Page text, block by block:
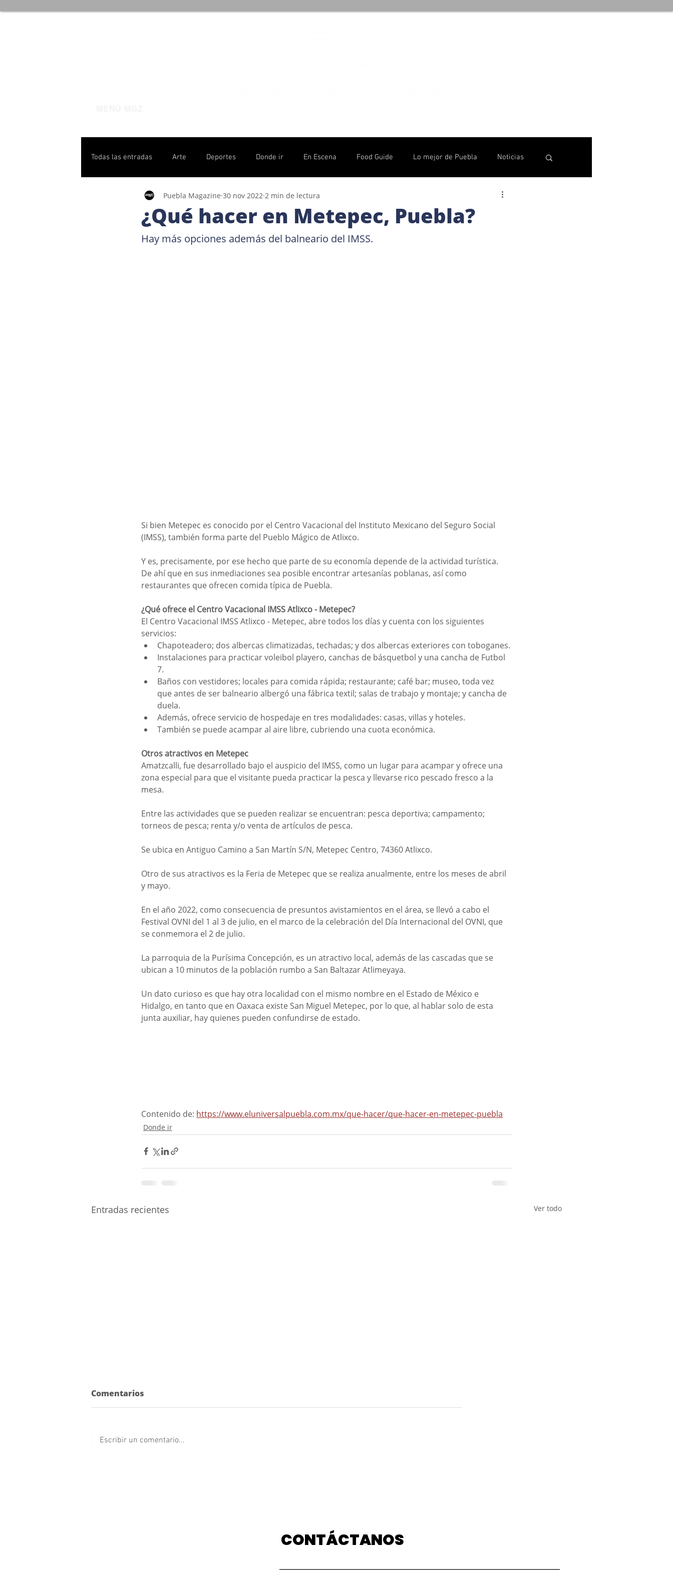
Todas las entradas Arte Deportes Donde ir En Escena Food Guide Lo mejor de Puebla Noticias
Poblanas destacadas Pulso Político
¿Qué hacer en Metepec, Puebla?
Puebla Magazine 30 nov 2022 2 min de lectura
Hay más opciones además del balneario del IMSS.
Si bien Metepec es conocido por el Centro Vacacional del Instituto Mexicano del Seguro Social
(IMSS), también forma parte del Pueblo Mágico de Atlixco.
Y es, precisamente, por ese hecho que parte de su economía depende de la actividad turística.
De ahí que en sus inmediaciones sea posible encontrar artesanías poblanas, así como
restaurantes que ofrecen comida típica de Puebla.
¿Qué ofrece el Centro Vacacional IMSS Atlixco - Metepec?
El Centro Vacacional IMSS Atlixco - Metepec, abre todos los días y cuenta con los siguientes
servicios:
Chapoteadero; dos albercas climatizadas, techadas; y dos albercas exteriores con toboganes.
Instalaciones para practicar voleibol playero, canchas de básquetbol y una cancha de Futbol
7.
Baños con vestidores; locales para comida rápida; restaurante; café bar; museo, toda vez
que antes de ser balneario albergó una fábrica textil; salas de trabajo y montaje; y cancha de
duela.
Además, ofrece servicio de hospedaje en tres modalidades: casas, villas y hoteles.
También se puede acampar al aire libre, cubriendo una cuota económica.
Otros atractivos en Metepec
Amatzcalli, fue desarrollado bajo el auspicio del IMSS, como un lugar para acampar y ofrece una
zona especial para que el visitante pueda practicar la pesca y llevarse rico pescado fresco a la
mesa.
Entre las actividades que se pueden realizar se encuentran: pesca deportiva; campamento;
torneos de pesca; renta y/o venta de artículos de pesca.
Se ubica en Antiguo Camino a San Martín S/N, Metepec Centro, 74360 Atlixco.
Otro de sus atractivos es la Feria de Metepec que se realiza anualmente, entre los meses de abril
y mayo.
En el año 2022, como consecuencia de presuntos avistamientos en el área, se llevó a cabo el
Festival OVNI del 1 al 3 de julio, en el marco de la celebración del Día Internacional del OVNI, que
se conmemora el 2 de julio.
La parroquia de la Purísima Concepción, es un atractivo local, además de las cascadas que se
ubican a 10 minutos de la población rumbo a San Baltazar Atlimeyaya.
Un dato curioso es que hay otra localidad con el mismo nombre en el Estado de México e
Hidalgo, en tanto que en Oaxaca existe San Miguel Metepec, por lo que, al hablar solo de esta
junta auxiliar, hay quienes pueden confundirse de estado.
Contenido de: https://www.eluniversalpuebla.com.mx/que-hacer/que-hacer-en-metepec-puebla
Donde ir
Entradas recientes Ver todo
Comentarios
Escribir un comentario...
CONTÁCTANOS